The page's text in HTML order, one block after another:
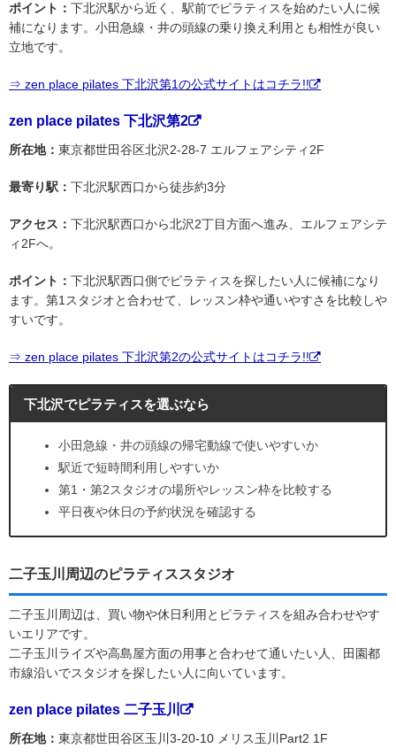
ポイント： 下北沢駅から近く、駅前でピラティスを始めたい人に候
補になります。小田急線・井の頭線の乗り換え利用とも相性が良い
立地です。
⇒ zen place pilates 下北沢第1の公式サイトはコチラ!!
zen place pilates 下北沢第2
所在地： 東京都世田谷区北沢2-28-7 エルフェアシティ2F
最寄り駅： 下北沢駅西口から徒歩約3分
アクセス： 下北沢駅西口から北沢2丁目方面へ進み、エルフェアシテ
ィ2Fへ。
ポイント： 下北沢駅西口側でピラティスを探したい人に候補になり
ます。第1スタジオと合わせて、レッスン枠や通いやすさを比較しや
すいです。
⇒ zen place pilates 下北沢第2の公式サイトはコチラ!!
下北沢でピラティスを選ぶなら
小田急線・井の頭線の帰宅動線で使いやすいか
駅近で短時間利用しやすいか
第1・第2スタジオの場所やレッスン枠を比較する
平日夜や休日の予約状況を確認する
二子玉川周辺のピラティススタジオ
二子玉川周辺は、買い物や休日利用とピラティスを組み合わせやす
いエリアです。
二子玉川ライズや高島屋方面の用事と合わせて通いたい人、田園都
市線沿いでスタジオを探したい人に向いています。
zen place pilates 二子玉川
所在地： 東京都世田谷区玉川3-20-10 メリス玉川Part2 1F